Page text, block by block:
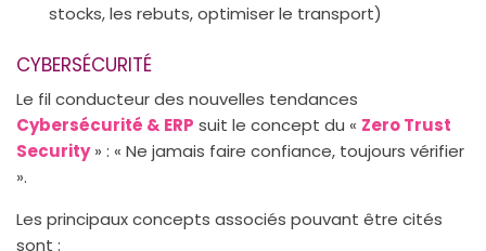
stocks, les rebuts, optimiser le transport)
CYBERSÉCURITÉ
Le fil conducteur des nouvelles tendances
Cybersécurité & ERP suit le concept du « Zero Trust
Security» : « Ne jamais faire confiance, toujours vérifier
».
Les principaux concepts associés pouvant être cités
sont :